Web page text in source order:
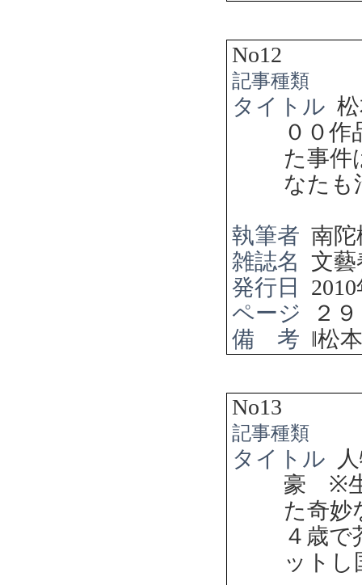
No12
記事種類
タイトル
００
た事件
なたも
執筆者 南陀
雑誌名 文藝
発行日
2010
ページ
２
備 考 ‖松
No13
記事種類
タイトル
豪 ※
た奇妙
４歳
ットし